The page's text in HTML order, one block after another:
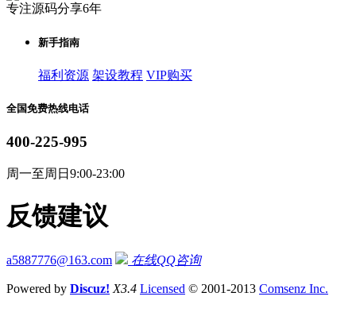
专注源码分享6年
新手指南
福利资源 架设教程 VIP购买
全国免费热线电话
400-225-995
周一至周日9:00-23:00
反馈建议
a5887776@163.com 在线QQ咨询
Powered by Discuz! X3.4 Licensed © 2001-2013 Comsenz Inc.